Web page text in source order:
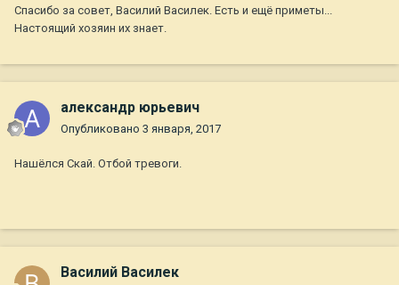
Спасибо за совет, Василий Василек. Есть и ещё приметы...
Настоящий хозяин их знает.
александр юрьевич
Опубликовано 3 января, 2017
Нашёлся Скай. Отбой тревоги.
Василий Василек